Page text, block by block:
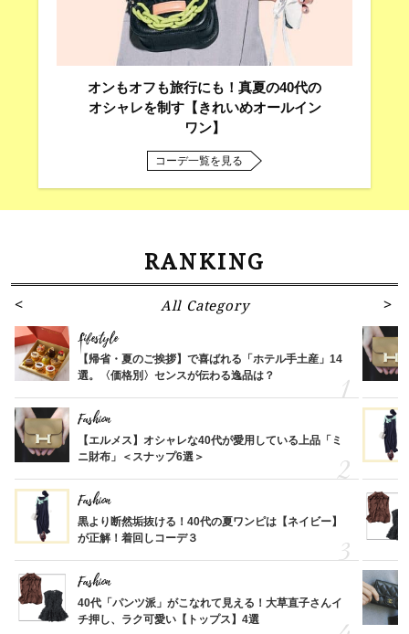
オンもオフも旅行にも！真夏の40代の
オシャレを制す【きれいめオールイン
ワン】
コーデ一覧を見る
RANKING
All Category
Lifestyle
【帰省・夏のご挨拶】で喜ばれる「ホテル手土産」14
選。〈価格別〉センスが伝わる逸品は？
Fashion
【エルメス】オシャレな40代が愛用している上品「ミ
ニ財布」＜スナップ6選＞
Fashion
黒より断然垢抜ける！40代の夏ワンピは【ネイビー】
が正解！着回しコーデ３
Fashion
40代「パンツ派」がこなれて見える！大草直子さんイ
チ押し、ラク可愛い【トップス】4選